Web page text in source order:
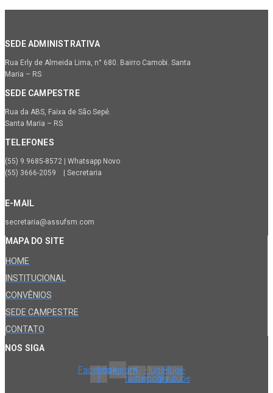
SEDE ADMINISTRATIVA
Rua Erly de Almeida Lima, n° 680. Bairro Camobi. Santa
Maria – RS
SEDE CAMPESTRE
Rua da ABS, Faixa de São Sepé.
Santa Maria – RS
TELEFONES
(55) 9.9685-8572 | Whatsapp Novo
(55) 3666-2059 | Secretaria
E-MAIL
secretaria@assufsm.com
MAPA DO SITE
HOME
INSTITUCIONAL
CONVÊNIOS
SEDE CAMPESTRE
CONTATO
NOS SIGA
Facebook-
f
InstagramX-
twitter
Huge-
spotify
Huge-
youtube